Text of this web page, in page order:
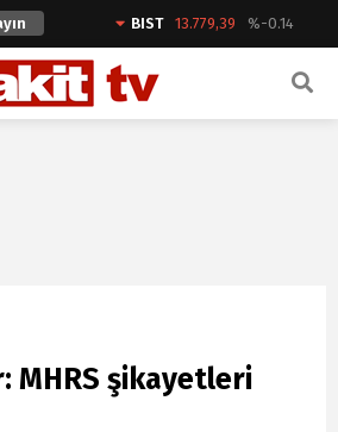
BIST 13.779,39 %-0.14
ARAMA YAP
MHRS şikayetleri